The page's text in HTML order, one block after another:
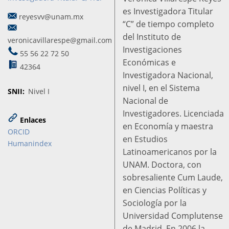
reyesvv@unam.mx
veronicavillarespe@gmail.com
55 56 22 72 50
42364
SNII Nivel I
Enlaces
ORCID
Humanindex
es Investigadora Titular
“C” de tiempo completo
del Instituto de
Investigaciones
Económicas e
Investigadora Nacional,
nivel I, en el Sistema
Nacional de
Investigadores. Licenciada
en Economía y maestra
en Estudios
Latinoamericanos por la
UNAM. Doctora, con
sobresaliente Cum Laude,
en Ciencias Políticas y
Sociología por la
Universidad Complutense